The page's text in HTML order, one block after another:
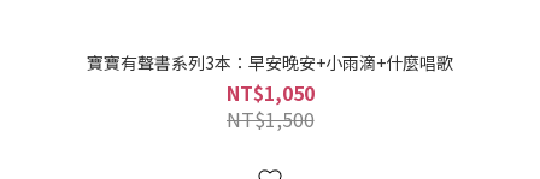
寶寶有聲書系列3本：早安晚安+小雨滴+什麼唱歌
NT$1,050
NT$1,500